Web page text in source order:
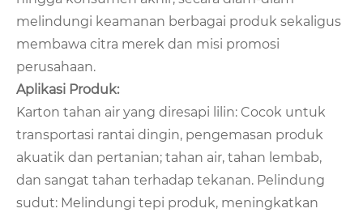
melindungi keamanan berbagai produk sekaligus
membawa citra merek dan misi promosi
perusahaan.
Aplikasi Produk:
Karton tahan air yang diresapi lilin: Cocok untuk
transportasi rantai dingin, pengemasan produk
akuatik dan pertanian; tahan air, tahan lembab,
dan sangat tahan terhadap tekanan. Pelindung
sudut: Melindungi tepi produk, meningkatkan